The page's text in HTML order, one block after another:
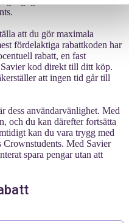
att du gör maximala
fördelaktiga rabattkoden har
rabatt, en fast
kod direkt till ditt köp.
att ingen tid går till
dess användarvänlighet. Med
och du kan därefter fortsätta
kan du vara trygg med
Crownstudents. Med Savier
spara pengar utan att